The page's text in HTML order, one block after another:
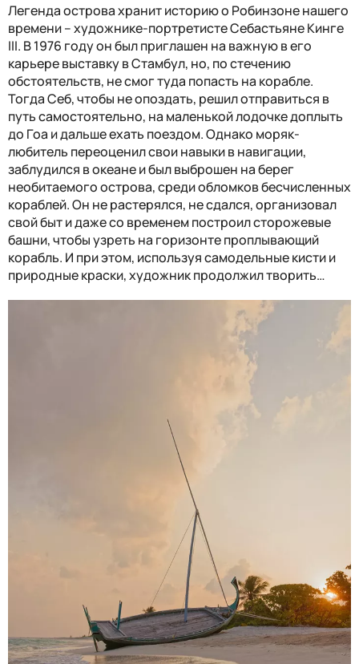
Легенда острова хранит историю о Робинзоне нашего
времени – художнике-портретисте Себастьяне Кинге
III. В 1976 году он был приглашен на важную в его
карьере выставку в Стамбул, но, по стечению
обстоятельств, не смог туда попасть на корабле.
Тогда Себ, чтобы не опоздать, решил отправиться в
путь самостоятельно, на маленькой лодочке доплыть
до Гоа и дальше ехать поездом. Однако моряк-
любитель переоценил свои навыки в навигации,
заблудился в океане и был выброшен на берег
необитаемого острова, среди обломков бесчисленных
кораблей. Он не растерялся, не сдался, организовал
свой быт и даже со временем построил сторожевые
башни, чтобы узреть на горизонте проплывающий
корабль. И при этом, используя самодельные кисти и
природные краски, художник продолжил творить…